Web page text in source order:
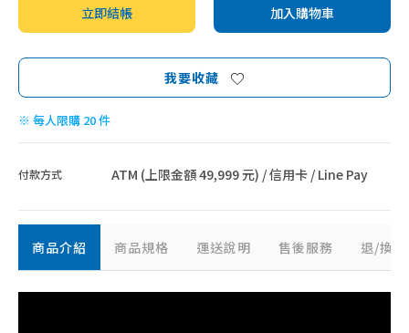
立即結帳 加入購物車
我要收藏
※ 每人限購 20 件
付款方式 ATM (上限金額 49,999 元) / 信用卡 / Line Pay
商品介紹 商品規格 運送說明 售後服務 退/換